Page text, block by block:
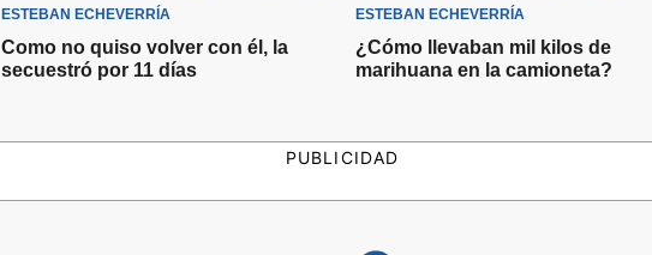
ESTEBAN ECHEVERRÍA
Como no quiso volver con él, la
secuestró por 11 días
ESTEBAN ECHEVERRÍA
¿Cómo llevaban mil kilos de
marihuana en la camioneta?
PUBLICIDAD